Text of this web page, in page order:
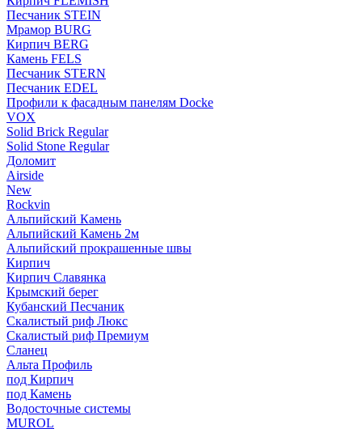
Пес­ча­ник STEIN
Мрамор BURG
Кирпич BERG
Камень FELS
Пес­ча­ник STERN
Пес­ча­ник EDEL
Профили к фасадным панелям Docke
VOX
Solid Brick Regular
Solid Stone Regular
Доломит
Airside
New
Rockvin
Альпийский Камень
Альпийский Камень 2м
Альпийский прокрашенные швы
Кирпич
Кирпич Славянка
Крымский берег
Кубанский Песчаник
Скалистый риф Люкс
Скалистый риф Премиум
Сланец
Альта Профиль
под Кирпич
под Камень
Водосточные системы
MUROL